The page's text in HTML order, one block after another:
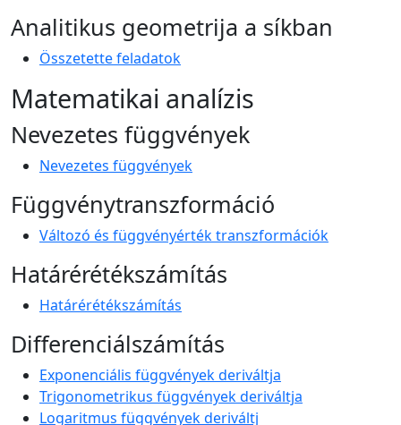
Analitikus geometrija a síkban
Összetette feladatok
Matematikai analízis
Nevezetes függvények
Nevezetes függvények
Függvénytranszformáció
Változó és függvényérték transzformációk
Határérétékszámítás
Határérétékszámítás
Differenciálszámítás
Exponenciális függvények deriváltja
Trigonometrikus függvények deriváltja
Logaritmus függvények deriváltj